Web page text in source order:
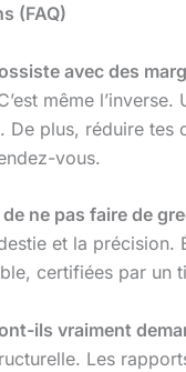
(FAQ)
avec des
même
De plus, réduire
vous.
ne pas faire de
et la
certifiées par un
ils vraiment
Les